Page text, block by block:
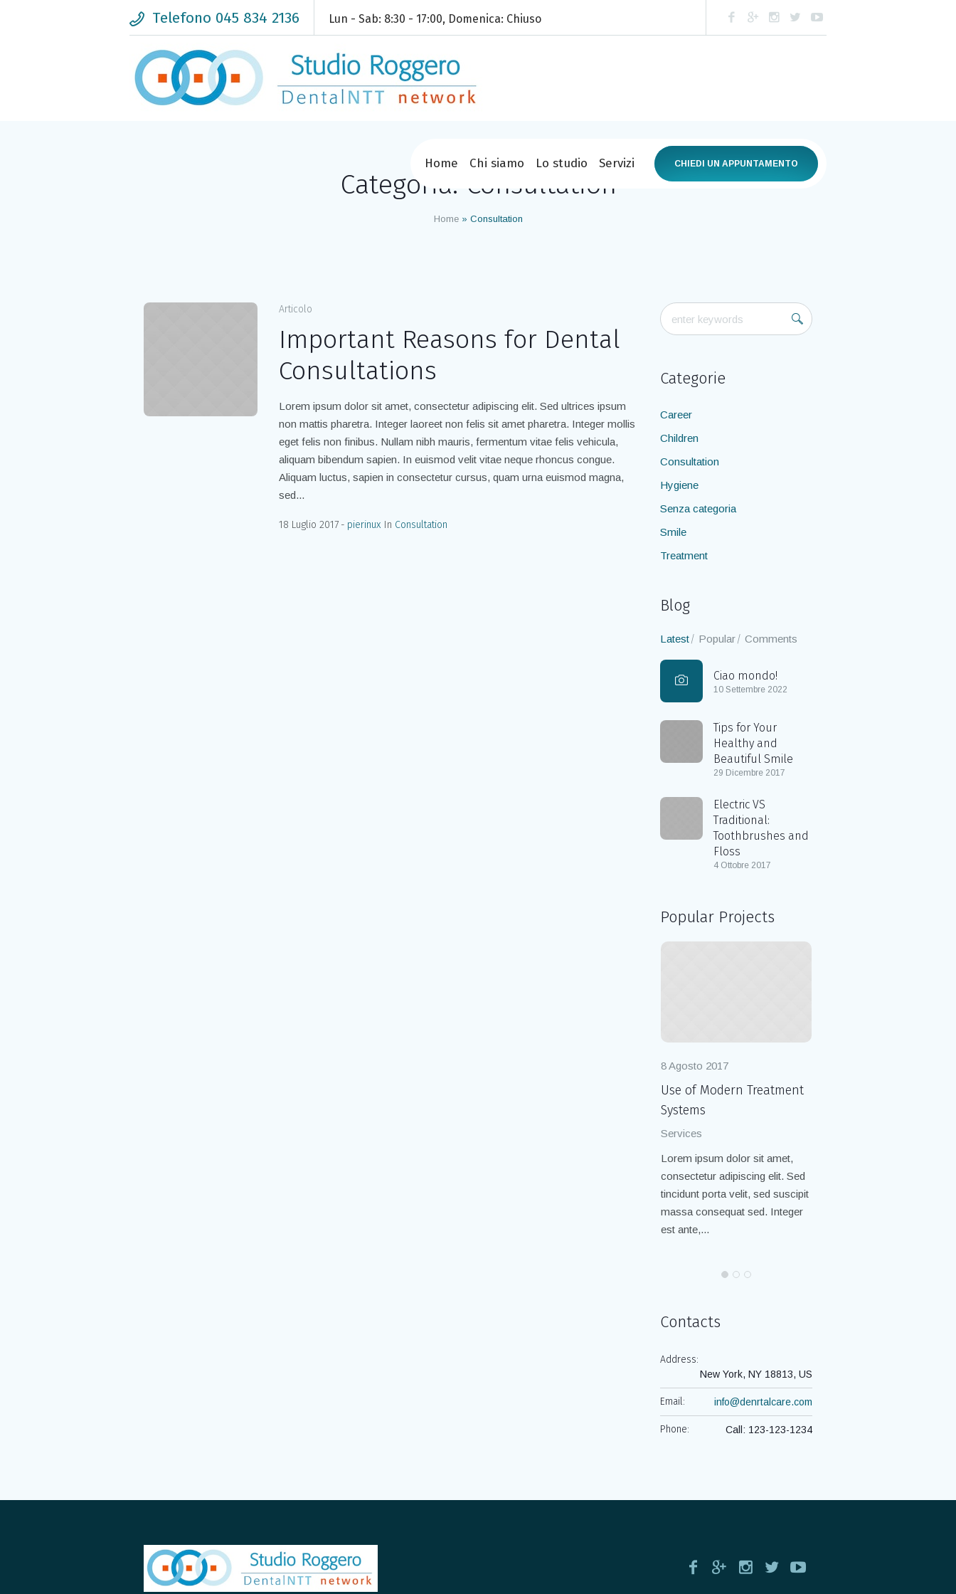
Telefono 045 834 2136 Lun - Sab: 8:30 - 17:00, Domenica: Chiuso
CHIEDI UN APPUNTAMENTO
Home Chi siamo Lo studio Servizi
Categoria: Consultation
Home» Consultation
Articolo
Important Reasons for Dental
Consultations
Lorem ipsum dolor sit amet, consectetur adipiscing elit. Sed ultrices ipsum
non mattis pharetra. Integer laoreet non felis sit amet pharetra. Integer mollis
eget felis non finibus. Nullam nibh mauris, fermentum vitae felis vehicula,
aliquam bibendum sapien. In euismod velit vitae neque rhoncus congue.
Aliquam luctus, sapien in consectetur cursus, quam urna euismod magna,
sed...
18 Luglio 2017 pierinux In Consultation
Categorie
Career
Children
Consultation
Hygiene
Senza categoria
Smile
Treatment
Blog
Latest Popular Comments
Ciao mondo!
10 Settembre 2022
Tips for Your
Healthy and
Beautiful Smile
29 Dicembre 2017
Electric VS
Traditional:
Toothbrushes and
Floss
4 Ottobre 2017
Popular Projects
8 Agosto 2017
Use of Modern Treatment
Systems
Services
Lorem ipsum dolor sit amet,
consectetur adipiscing elit. Sed
tincidunt porta velit, sed suscipit
massa consequat sed. Integer
est ante,...
Contacts
Address:
New York, NY 18813, US
Email: info@denrtalcare.com
Phone: Call: 123-123-1234